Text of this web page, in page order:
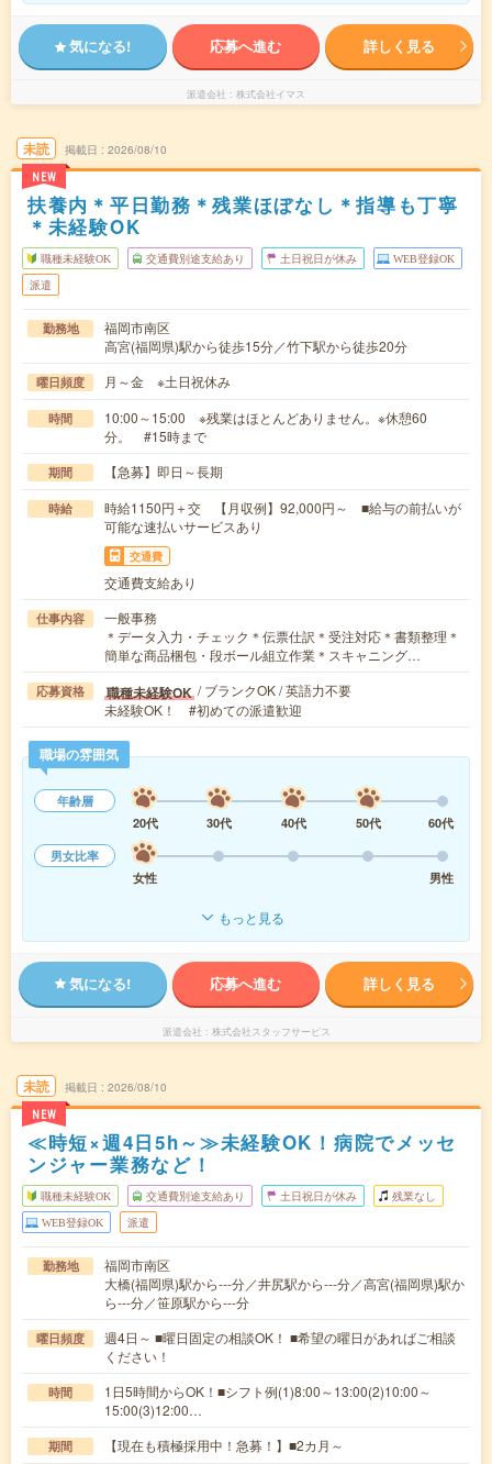
気になる! 応募へ進む 詳しく見る
派遣会社 株式会社イマス
未読
NEW
掲載日 2026/08/10
扶養内＊平日勤務＊残業ほぼなし＊指導も丁寧
＊未経験OK
職種未経験OK 交通費別途支給あり 土日祝日が休み WEB登録OK
派遣
勤務地
福岡市南区
高宮(福岡県)駅から徒歩15分／竹下駅から徒歩20分
曜日頻度 月～金 ※土日祝休み
時間
10:00～15:00 ※残業はほとんどありません。※休憩60
分。 #15時まで
期間 【急募】即日～長期
時給
時給1150円＋交 【月収例】92,000円～ ■給与の前払いが
可能な速払いサービスあり
交通費
交通費支給あり
仕事内容
一般事務
＊データ入力・チェック＊伝票仕訳＊受注対応＊書類整理＊
簡単な商品梱包・段ボール組立作業＊スキャニング…
応募資格 職種未経験OK / ブランクOK / 英語力不要
未経験OK！ #初めての派遣歓迎
職場の雰囲気
年齢層
20代
30代 40代 50代
60代
男女比率
女性
男性
もっと見る
気になる! 応募へ進む 詳しく見る
派遣会社 株式会社スタッフサービス
未読
NEW
掲載日 2026/08/10
≪時短×週4日5h～≫未経験OK！病院でメッセ
ンジャー業務など！
職種未経験OK 交通費別途支給あり 土日祝日が休み 残業なし
WEB登録OK 派遣
勤務地
福岡市南区
大橋(福岡県)駅から---分／井尻駅から---分／高宮(福岡県)駅か
ら---分／笹原駅から---分
曜日頻度
週4日～ ■曜日固定の相談OK！ ■希望の曜日があればご相談
ください！
時間
1日5時間からOK！■シフト例(1)8:00～13:00(2)10:00～
15:00(3)12:00…
期間 【現在も積極採用中！急募！】■2カ月～